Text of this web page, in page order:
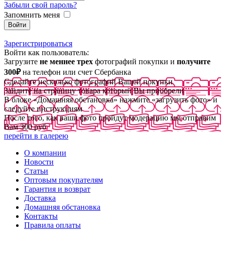
Забыли свой пароль?
Запомнить меня
Зарегистрироваться
Войти как пользователь:
Загрузите не меннее трех фотографий покупки и получите
300₽на телефон или счет Сбербанка
Сделайте несколько фотографий Вашей покупки
Зайдите на страницу товара который Вы приобрели
В блоке «Домашняя обстановка» нажмите «загрузить фото» и
следуйте инструкциям
После того, как ваши фото пройдут модерацию мы отправим
Вам 300 руб
перейти в галерею
О компании
Новости
Статьи
Оптовым покупателям
Гарантия и возврат
Доставка
Домашняя обстановка
Контакты
Правила оплаты